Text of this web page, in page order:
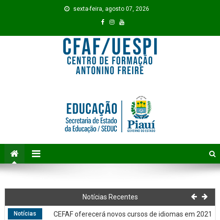
sexta-feira, agosto 07, 2026
Notícias Recentes
I Jornada Pedagógica 2020 começa amanhã (29)
Notícias CEFAF oferecerá novos cursos de idiomas em 2021